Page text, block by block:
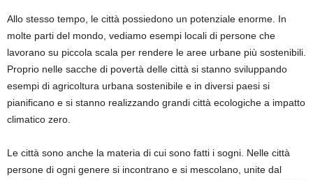
Allo stesso tempo, le città possiedono un potenziale enorme. In
molte parti del mondo, vediamo esempi locali di persone che
lavorano su piccola scala per rendere le aree urbane più sostenibili.
Proprio nelle sacche di povertà delle città si stanno sviluppando
esempi di agricoltura urbana sostenibile e in diversi paesi si
pianificano e si stanno realizzando grandi città ecologiche a impatto
climatico zero.
Le città sono anche la materia di cui sono fatti i sogni. Nelle città
persone di ogni genere si incontrano e si mescolano, unite dal